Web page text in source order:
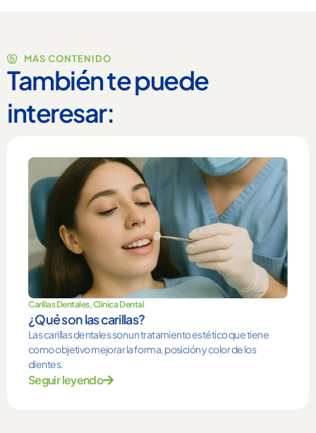
MAS CONTENIDO
También te puede
interesar:
Carillas Dentales,Clinica Dental
¿Qué son las carillas?
Las carillas dentales son un tratamiento estético que tiene
como objetivo mejorar la forma, posición y color de los
dientes.
Seguir leyendo